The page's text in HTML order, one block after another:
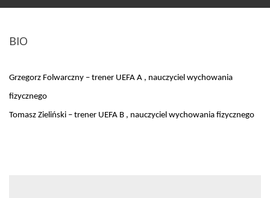
BIO
Grzegorz Folwarczny – trener UEFA A , nauczyciel wychowania
fizycznego
Tomasz Zieliński – trener UEFA B , nauczyciel wychowania fizycznego